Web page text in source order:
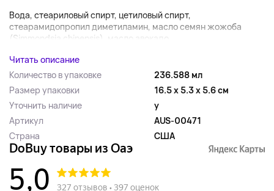
Вода, стеариловый спирт, цетиловый спирт,
стеарамидопропил диметиламин, масло семян жожоба
(Simmondsia chinensis), масло авокадо...
Читать описание
Количество в упаковке
236.588 мл
Размер упаковки
16.5 x 5.3 x 5.6 см
Уточнить наличие
y
Артикул
AUS-00471
Страна
США